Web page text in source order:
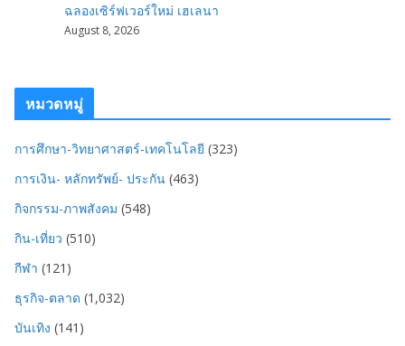
ฉลองเซิร์ฟเวอร์ใหม่ เฮเลนา
August 8, 2026
หมวดหมู่
การศึกษา-วิทยาศาสตร์-เทคโนโลยี (323)
การเงิน- หลักทรัพย์- ประกัน (463)
กิจกรรม-ภาพสังคม (548)
กิน-เที่ยว (510)
กีฬา (121)
ธุรกิจ-ตลาด (1,032)
บันเทิง (141)